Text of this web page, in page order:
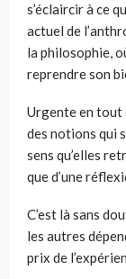
s’éclaircir à ce
actuel de
la philosophie,
reprendre son
Urgente en tout
des notions qui
sens qu’elles
que d’une
C’est là sans
les autres
prix de